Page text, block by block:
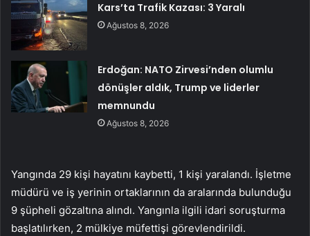
Kars’ta Trafik Kazası: 3 Yaralı
Ağustos 8, 2026
Erdoğan: NATO Zirvesi’nden olumlu
dönüşler aldık, Trump ve liderler
memnundu
Ağustos 8, 2026
Yangında 29 kişi hayatını kaybetti, 1 kişi yaralandı. İşletme
müdürü ve iş yerinin ortaklarının da aralarında bulunduğu
9 şüpheli gözaltına alındı. Yangınla ilgili idari soruşturma
başlatılırken, 2 mülkiye müfettişi görevlendirildi.